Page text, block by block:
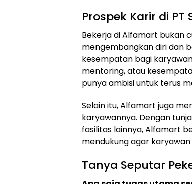
Prospek Karir di
Bekerja di Alfamart bukan
mengembangkan diri dan
kesempatan bagi
mentoring, atau
punya ambisi untuk terus
Selain itu, Alfamart juga
karyawannya. Dengan
fasilitas lainnya, Alfamart
mendukung agar
Tanya Seputar